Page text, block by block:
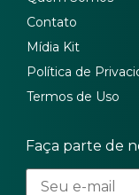
Contato
Mídia Kit
Política de
Termos de Uso
Faça parte de